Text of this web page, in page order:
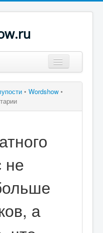
• Wordshow •
не
а